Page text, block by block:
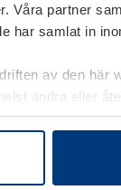
Våra partner
har samlat in
av den här
ändra eller